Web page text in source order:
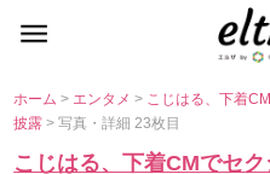
ホーム> エンタメ> こじはる、下着
披露> 写真・詳細 23枚目
こじはる、下着CMでセ